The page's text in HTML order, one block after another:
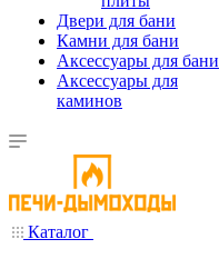
Двери для бани
Камни для бани
Аксессуары для бани
Аксессуары для
каминов
Каталог